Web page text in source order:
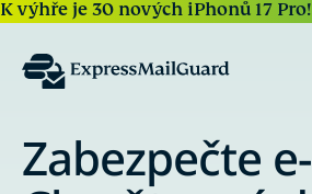
K výhře je 30 nových iPhonů 17 Pro!
e-mail.